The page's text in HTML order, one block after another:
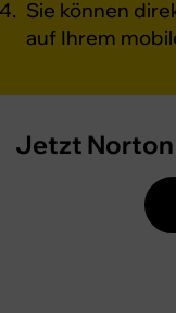
Sie können
auf Ihrem
Jetzt